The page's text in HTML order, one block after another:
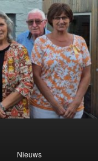
Nieuws